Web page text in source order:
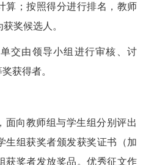
算；按照得分进行排名，教师
奖候选人。
交由领导小组进行审核、讨
获得者。
面向教师组与学生组分别评出
生组获奖者颁发获奖证书（加
获奖者发放奖品。优秀征文作